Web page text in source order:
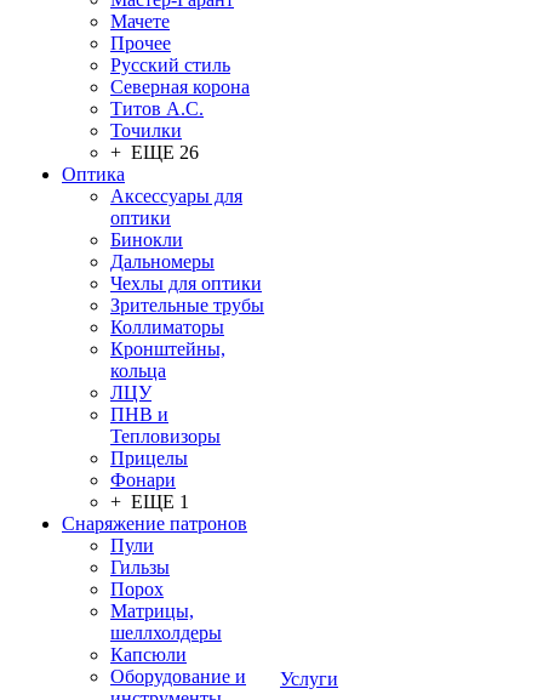
Мачете
Прочее
Русский стиль
Северная корона
Титов А.С.
Точилки
+ ЕЩЕ 26
Оптика
Аксессуары для
оптики
Бинокли
Дальномеры
Чехлы для оптики
Зрительные трубы
Коллиматоры
Кронштейны,
кольца
ЛЦУ
ПНВ и
Тепловизоры
Прицелы
Фонари
+ ЕЩЕ 1
Снаряжение патронов
Пули
Гильзы
Порох
Матрицы,
шеллхолдеры
Капсюли
Оборудование и
Услуги